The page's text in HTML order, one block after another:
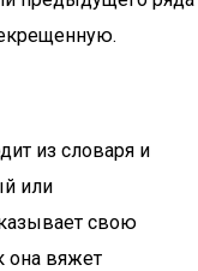
из словаря и
или
свою
она вяжет